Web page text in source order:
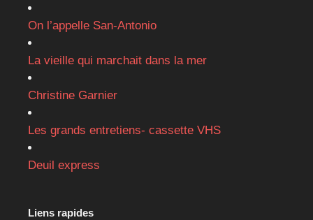
On l’appelle San-Antonio
La vieille qui marchait dans la mer
Christine Garnier
Les grands entretiens- cassette VHS
Deuil express
Liens rapides